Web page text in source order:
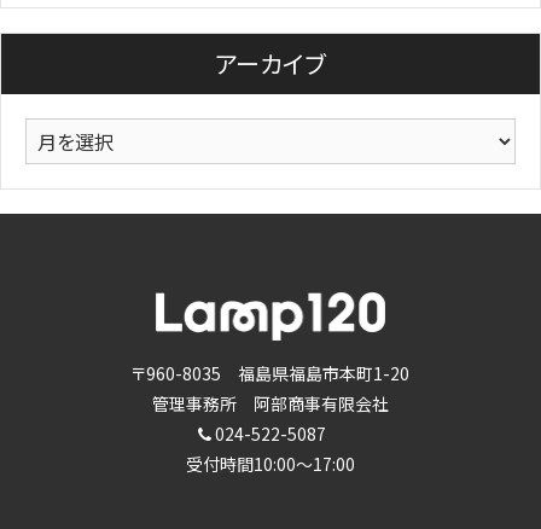
アーカイブ
ー
〒960-8035 福島県福島市本町1-20
管理事務所 阿部商事有限会社
024-522-5087
受付時間10:00～17:00